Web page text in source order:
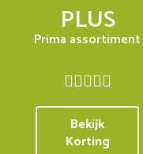
PLUS
Prima assortiment
Bekijk
Korting